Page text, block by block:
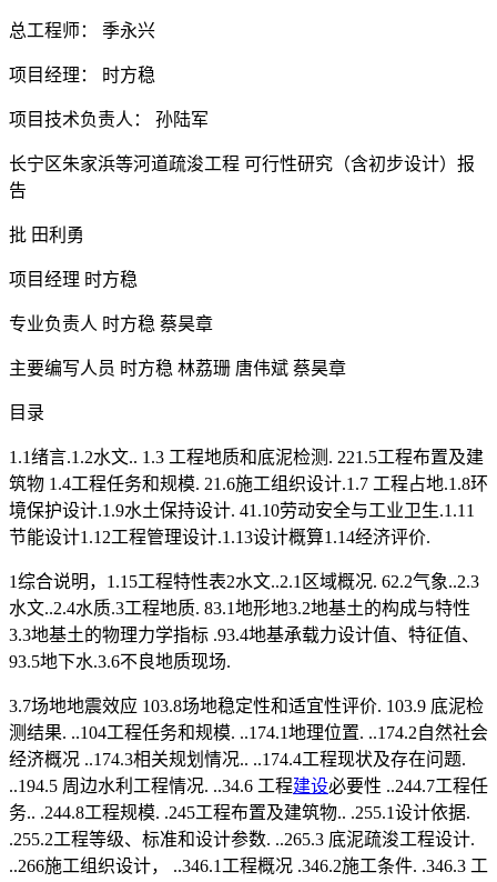
总工程师： 季永兴
项目经理： 时方稳
项目技术负责人： 孙陆军
长宁区朱家浜等河道疏浚工程 可行性研究（含初步设计）报
告
批 田利勇
项目经理 时方稳
专业负责人 时方稳 蔡昊章
主要编写人员 时方稳 林荔珊 唐伟斌 蔡昊章
目录
1.1绪言.1.2水文.. 1.3 工程地质和底泥检测. 221.5工程布置及建
筑物 1.4工程任务和规模. 21.6施工组织设计.1.7 工程占地.1.8环
境保护设计.1.9水土保持设计. 41.10劳动安全与工业卫生.1.11
节能设计1.12工程管理设计.1.13设计概算1.14经济评价.
1综合说明，1.15工程特性表2水文..2.1区域概况. 62.2气象..2.3
水文..2.4水质.3工程地质. 83.1地形地3.2地基土的构成与特性
3.3地基土的物理力学指标 .93.4地基承载力设计值、特征值、
93.5地下水.3.6不良地质现场.
3.7场地地震效应 103.8场地稳定性和适宜性评价. 103.9 底泥检
测结果. ..104工程任务和规模. ..174.1地理位置. ..174.2自然社会
经济概况 ..174.3相关规划情况.. ..174.4工程现状及存在问题.
..194.5 周边水利工程情况. ..34.6 工程建设必要性 ..244.7工程任
务.. .244.8工程规模. .245工程布置及建筑物.. .255.1设计依据.
.255.2工程等级、标准和设计参数. ..265.3 底泥疏浚工程设计.
..266施工组织设计， ..346.1工程概况 .346.2施工条件. .346.3 工